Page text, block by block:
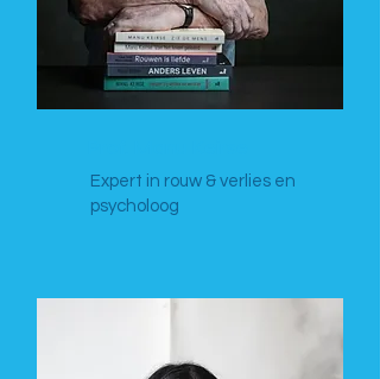
Expert in rouw & verlies en
psycholoog